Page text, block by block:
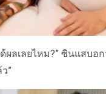
ลเลยไหม?” ซินแสบอ
”